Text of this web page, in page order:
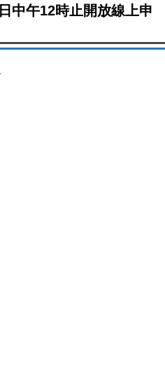
中午12時止開放線上申